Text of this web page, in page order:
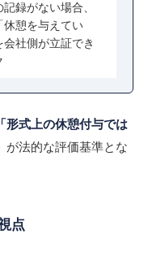
録がない場合、
休憩を与えてい
会社側が立証でき
「形式上の休憩付与では
が法的な評価基準とな
点